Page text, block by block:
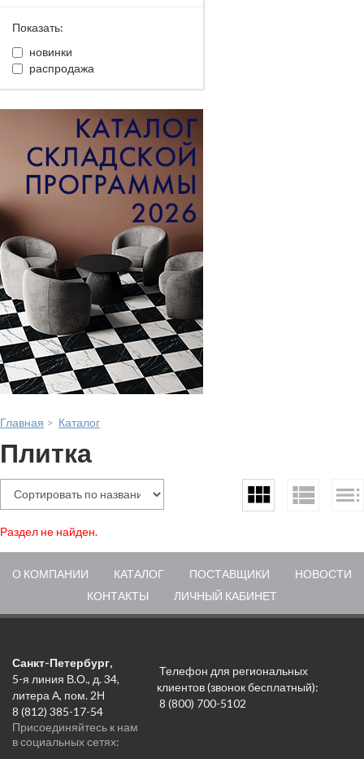
Показать:
новинки
распродажа
Главная > Каталог
Плитка
Раздел не найден.
О КОМПАНИИ КАТАЛОГ ПОСТАВЩИКИ
НОВОСТИ
КОНТАКТЫ
ЛИЧНЫЙ КАБИНЕТ
Санкт-Петербург,
5-я линия В.О., д. 34,
литера А, пом. 2Н
8 (812) 385-17-54
Телефон для региональных
клиентов (звонок бесплатный):
8 (800) 700-5102
Присоединяйтесь к нам
в социальных сетях: